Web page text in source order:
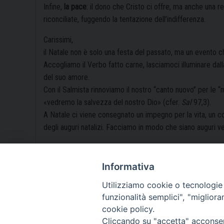
Infine, la pace: il dono che Cristo ci offre, ma anche una
riconciliate, fuggendo la tentazione dell’indifferenza.
Carissimi,
il Natale non è solo una festa del passato, ma un
Accogliamo il Verbo fatto carne, lasciamoci illuminare
del suo amore.
Con il Salmista rinnoviamo il nostro “canto nuovo” per
«vedremo la salvezza del nostro Dio» (cfer. Sal97,3).
A Natale ci viene consegnato un impegno per la vita, un
degli auguri natalizi. Facciamo in modo che siano auguri
Buon Natale a tutti voi e alle vostre famiglie!
Informativa
Utilizziamo cookie o
funzionalità semplici",
cookie policy.
Cliccando su "accetta"